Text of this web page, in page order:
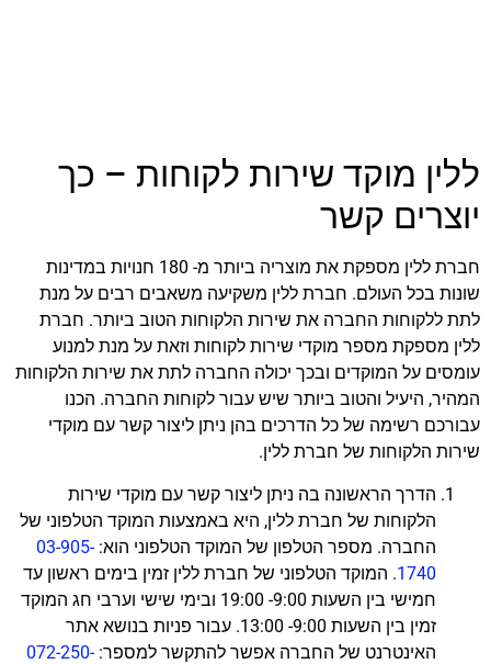
ללין מוקד שירות לקוחות – כך
יוצרים קשר
חברת ללין מספקת את מוצריה ביותר מ- 180 חנויות במדינות
שונות בכל העולם. חברת ללין משקיעה משאבים רבים על מנת
לתת ללקוחות החברה את שירות הלקוחות הטוב ביותר. חברת
ללין מספקת מספר מוקדי שירות לקוחות וזאת על מנת למנוע
עומסים על המוקדים ובכך יכולה החברה לתת את שירות הלקוחות
המהיר, היעיל והטוב ביותר שיש עבור לקוחות החברה. הכנו
עבורכם רשימה של כל הדרכים בהן ניתן ליצור קשר עם מוקדי
שירות הלקוחות של חברת ללין.
הדרך הראשונה בה ניתן ליצור קשר עם מוקדי שירות
הלקוחות של חברת ללין, היא באמצעות המוקד הטלפוני של
החברה. מספר הטלפון של המוקד הטלפוני הוא:03-905-
1740. המוקד הטלפוני של חברת ללין זמין בימים ראשון עד
חמישי בין השעות 9:00- 19:00 ובימי שישי וערבי חג המוקד
זמין בין השעות 9:00- 13:00. עבור פניות בנושא אתר
האינטרנט של החברה אפשר להתקשר למספר:072-250-